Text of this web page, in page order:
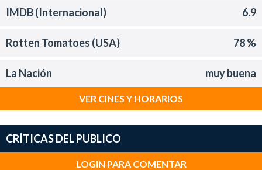
IMDB (Internacional) 6.9
Rotten Tomatoes (USA) 78 %
La Nación muy buena
VER CINES Y HORARIOS
CRÍTICAS DEL PUBLICO
LOGIN PARA COMENTAR